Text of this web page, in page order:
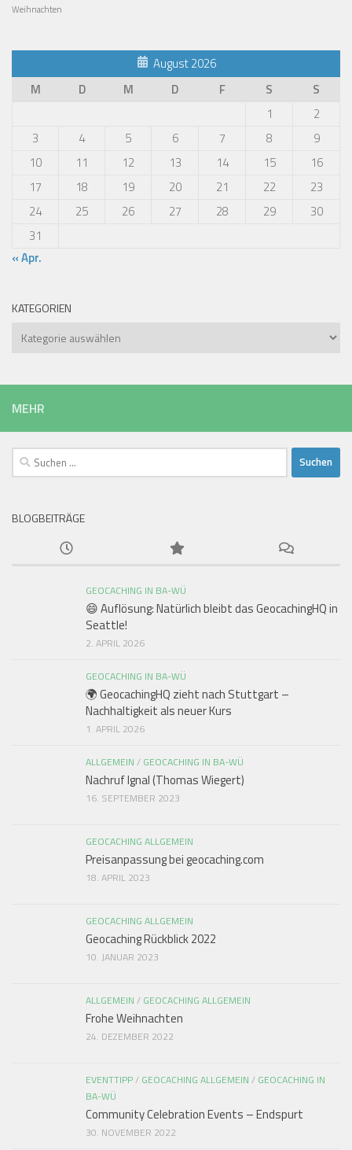
Weihnachten
August 2026
M
D M D F S
S
1
2
3
4 5 6 7 8
9
10
11 12 13 14 15
16
17
18 19 20 21 22
23
24
25 26 27 28 29
30
31
« Apr.
KATEGORIEN
Kategorien
MEHR
Suchen
nach:
BLOGBEITRÄGE
GEOCACHING IN BA-WÜ
😄 Auflösung: Natürlich bleibt das GeocachingHQ in
Seattle!
2. APRIL 2026
GEOCACHING IN BA-WÜ
🌍 GeocachingHQ zieht nach Stuttgart –
Nachhaltigkeit als neuer Kurs
1. APRIL 2026
ALLGEMEIN / GEOCACHING IN BA-WÜ
Nachruf Ignal (Thomas Wiegert)
16. SEPTEMBER 2023
GEOCACHING ALLGEMEIN
Preisanpassung bei geocaching.com
18. APRIL 2023
GEOCACHING ALLGEMEIN
Geocaching Rückblick 2022
10. JANUAR 2023
ALLGEMEIN / GEOCACHING ALLGEMEIN
Frohe Weihnachten
24. DEZEMBER 2022
EVENTTIPP/ GEOCACHING ALLGEMEIN / GEOCACHING IN
BA-WÜ
Community Celebration Events – Endspurt
30. NOVEMBER 2022